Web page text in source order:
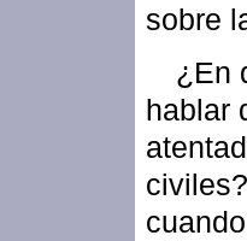
sobre
¿En
hablar